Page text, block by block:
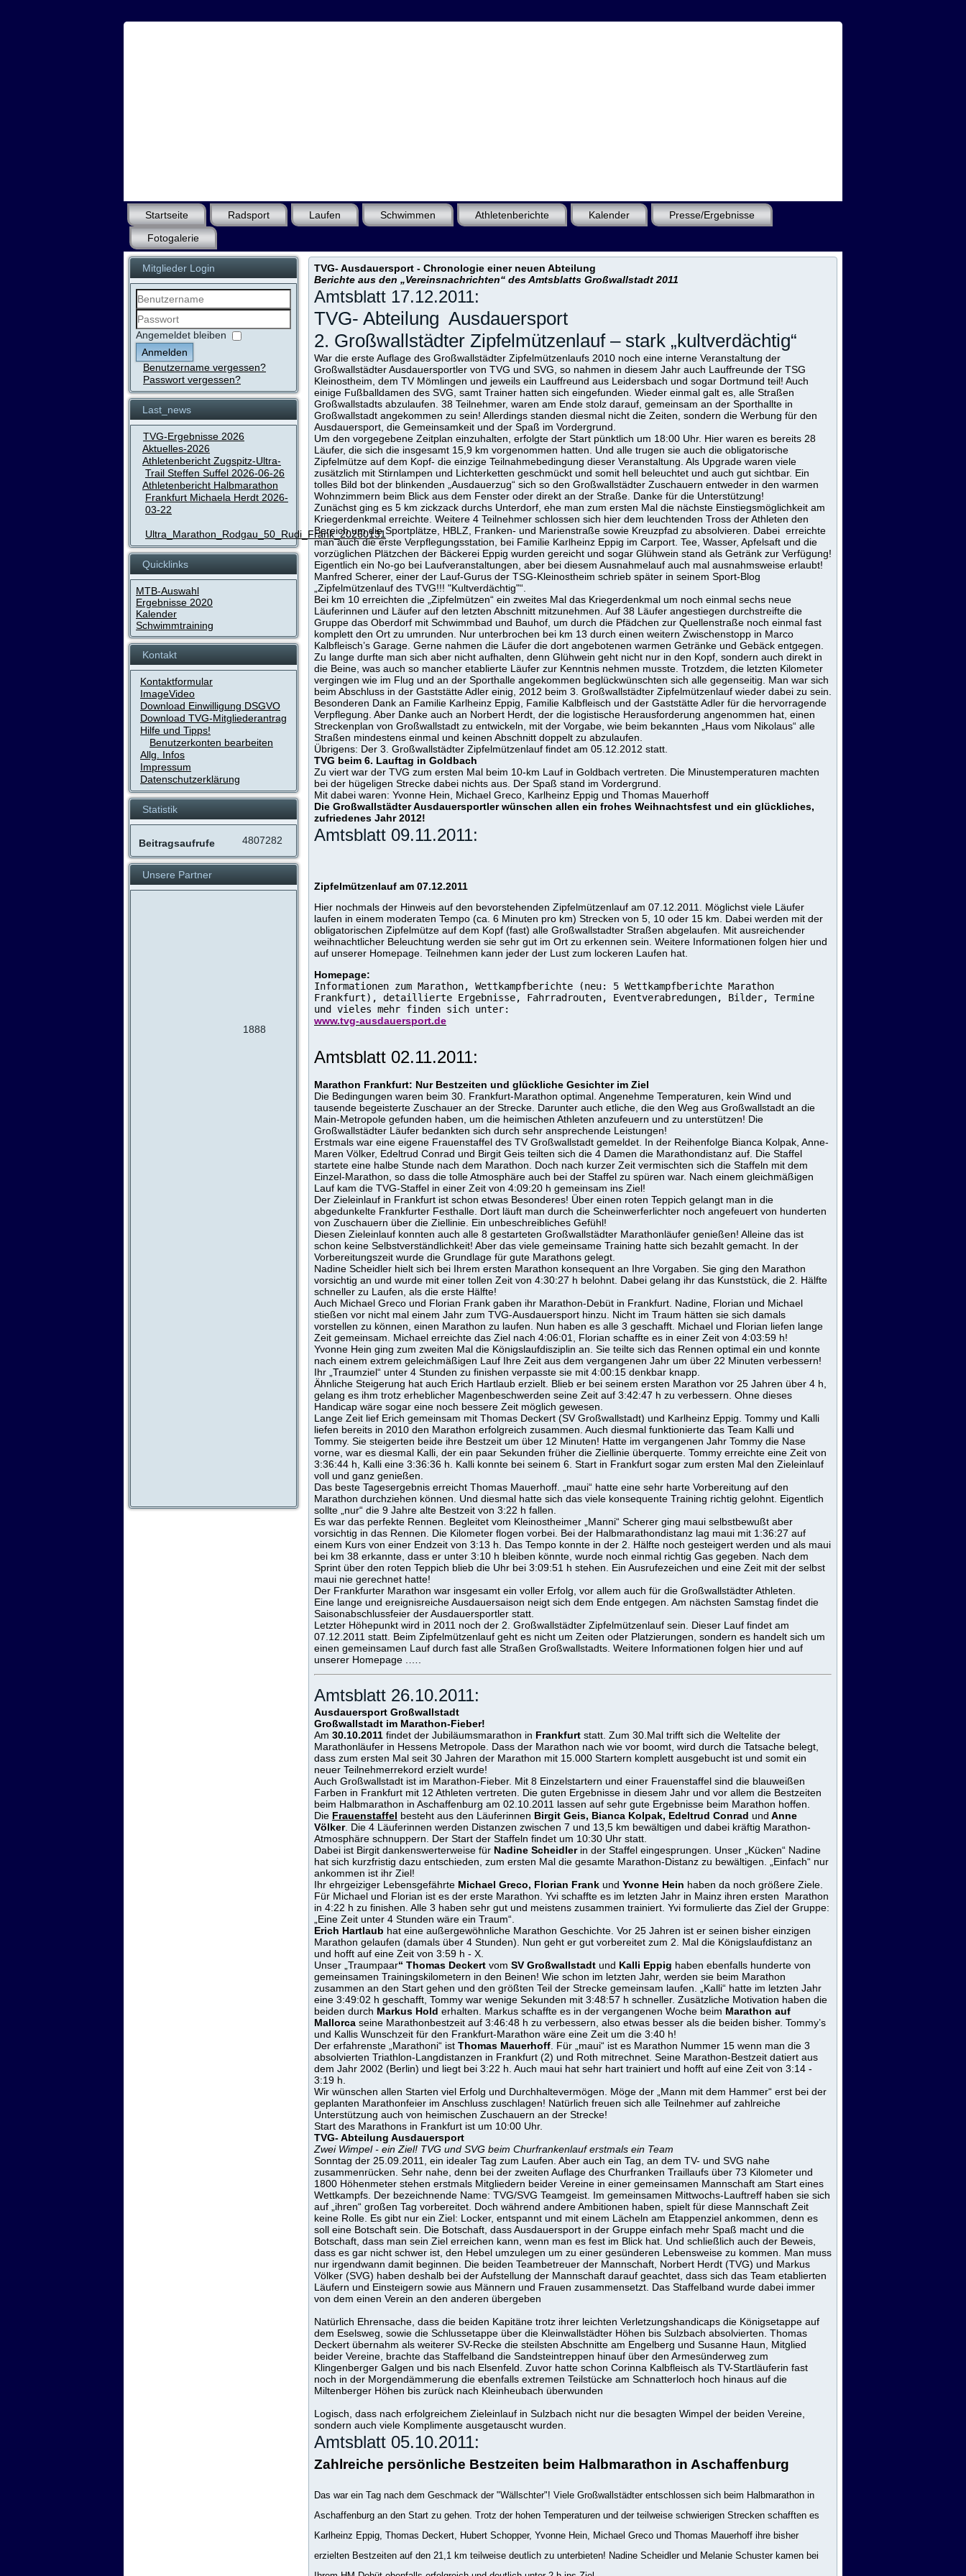
Startseite Radsport Laufen Schwimmen Athletenberichte Kalender
Presse/Ergebnisse
Fotogalerie
Mitglieder Login
Benutzername
Passwort
Angemeldet bleiben
Anmelden
Benutzername vergessen?
Passwort vergessen?
Last_news
TVG-Ergebnisse 2026
Aktuelles-2026
Athletenbericht Zugspitz-Ultra-
Trail Steffen Suffel 2026-06-26
Athletenbericht Halbmarathon
Frankfurt Michaela Herdt 2026-
03-22
Ultra_Marathon_Rodgau_50_Rudi_Frank_20260131
Quicklinks
MTB-Auswahl
Ergebnisse 2020
Kalender
Schwimmtraining
Kontakt
Kontaktformular
ImageVideo
Download Einwilligung DSGVO
Download TVG-Mitgliederantrag
Hilfe und Tipps!
Benutzerkonten bearbeiten
Allg. Infos
Impressum
Datenschutzerklärung
Statistik
Beitragsaufrufe 4807282
Unsere Partner
1888
TVG- Ausdauersport - Chronologie einer neuen Abteilung
Berichte aus den „Vereinsnachrichten“ des Amtsblatts Großwallstadt 2011
Amtsblatt 17.12.2011:
TVG- Abteilung Ausdauersport
2. Großwallstädter Zipfelmützenlauf – stark „kultverdächtig“
War die erste Auflage des Großwallstädter Zipfelmützenlaufs 2010 noch eine interne Veranstaltung der
Großwallstädter Ausdauersportler von TVG und SVG, so nahmen in diesem Jahr auch Lauffreunde der TSG
Kleinostheim, dem TV Mömlingen und jeweils ein Lauffreund aus Leidersbach und sogar Dortmund teil! Auch
einige Fußballdamen des SVG, samt Trainer hatten sich eingefunden. Wieder einmal galt es, alle Straßen
Großwallstadts abzulaufen. 38 Teilnehmer, waren am Ende stolz darauf, gemeinsam an der Sporthallte in
Großwallstadt angekommen zu sein! Allerdings standen diesmal nicht die Zeiten, sondern die Werbung für den
Ausdauersport, die Gemeinsamkeit und der Spaß im Vordergrund.
Um den vorgegebene Zeitplan einzuhalten, erfolgte der Start pünktlich um 18:00 Uhr. Hier waren es bereits 28
Läufer, die sich die insgesamt 15,9 km vorgenommen hatten. Und alle trugen sie auch die obligatorische
Zipfelmütze auf dem Kopf- die einzige Teilnahmebedingung dieser Veranstaltung. Als Upgrade waren viele
zusätzlich mit Stirnlampen und Lichterketten geschmückt und somit hell beleuchtet und auch gut sichtbar. Ein
tolles Bild bot der blinkenden „Ausdauerzug“ sich so den Großwallstädter Zuschauern entweder in den warmen
Wohnzimmern beim Blick aus dem Fenster oder direkt an der Straße. Danke für die Unterstützung!
Zunächst ging es 5 km zickzack durchs Unterdorf, ehe man zum ersten Mal die nächste Einstiegsmöglichkeit am
Kriegerdenkmal erreichte. Weitere 4 Teilnehmer schlossen sich hier dem leuchtenden Tross der Athleten den
Bereich um die Sportplätze, HBLZ, Franken- und Marienstraße sowie Kreuzpfad zu absolvieren. Dabei erreichte
man auch die erste Verpflegungsstation, bei Familie Karlheinz Eppig im Carport. Tee, Wasser, Apfelsaft und die
vorzüglichen Plätzchen der Bäckerei Eppig wurden gereicht und sogar Glühwein stand als Getränk zur Verfügung!
Eigentlich ein No-go bei Laufveranstaltungen, aber bei diesem Ausnahmelauf auch mal ausnahmsweise erlaubt!
Manfred Scherer, einer der Lauf-Gurus der TSG-Kleinostheim schrieb später in seinem Sport-Blog
„Zipfelmützenlauf des TVG!!! "Kultverdächtig"“.
Bei km 10 erreichten die „Zipfelmützen“ ein zweites Mal das Kriegerdenkmal um noch einmal sechs neue
Läuferinnen und Läufer auf den letzten Abschnitt mitzunehmen. Auf 38 Läufer angestiegen durchstreifte die
Gruppe das Oberdorf mit Schwimmbad und Bauhof, um durch die Pfädchen zur Quellenstraße noch einmal fast
komplett den Ort zu umrunden. Nur unterbrochen bei km 13 durch einen weitern Zwischenstopp in Marco
Kalbfleisch’s Garage. Gerne nahmen die Läufer die dort angebotenen warmen Getränke und Gebäck entgegen.
Zu lange durfte man sich aber nicht aufhalten, denn Glühwein geht nicht nur in den Kopf, sondern auch direkt in
die Beine, was auch so mancher etablierte Läufer zur Kenntnis nehmen musste. Trotzdem, die letzten Kilometer
vergingen wie im Flug und an der Sporthalle angekommen beglückwünschten sich alle gegenseitig. Man war sich
beim Abschluss in der Gaststätte Adler einig, 2012 beim 3. Großwallstädter Zipfelmützenlauf wieder dabei zu sein.
Besonderen Dank an Familie Karlheinz Eppig, Familie Kalbfleisch und der Gaststätte Adler für die hervorragende
Verpflegung. Aber Danke auch an Norbert Herdt, der die logistische Herausforderung angenommen hat, einen
Streckenplan von Großwallstadt zu entwickeln, mit der Vorgabe, wie beim bekannten „Haus vom Nikolaus“ alle
Straßen mindestens einmal und keinen Abschnitt doppelt zu abzulaufen.
Übrigens: Der 3. Großwallstädter Zipfelmützenlauf findet am 05.12.2012 statt.
TVG beim 6. Lauftag in Goldbach
Zu viert war der TVG zum ersten Mal beim 10-km Lauf in Goldbach vertreten. Die Minustemperaturen machten
bei der hügeligen Strecke dabei nichts aus. Der Spaß stand im Vordergrund.
Mit dabei waren: Yvonne Hein, Michael Greco, Karlheinz Eppig und Thomas Mauerhoff
Die Großwallstädter Ausdauersportler wünschen allen ein frohes Weihnachtsfest und ein glückliches,
zufriedenes Jahr 2012!
Amtsblatt 09.11.2011:
Zipfelmützenlauf am 07.12.2011
Hier nochmals der Hinweis auf den bevorstehenden Zipfelmützenlauf am 07.12.2011. Möglichst viele Läufer
laufen in einem moderaten Tempo (ca. 6 Minuten pro km) Strecken von 5, 10 oder 15 km. Dabei werden mit der
obligatorischen Zipfelmütze auf dem Kopf (fast) alle Großwallstadter Straßen abgelaufen. Mit ausreichender
weihnachtlicher Beleuchtung werden sie sehr gut im Ort zu erkennen sein. Weitere Informationen folgen hier und
auf unserer Homepage. Teilnehmen kann jeder der Lust zum lockeren Laufen hat.
Homepage:
Informationen zum Marathon, Wettkampfberichte (neu: 5 Wettkampfberichte Marathon
Frankfurt), detaillierte Ergebnisse, Fahrradrouten, Eventverabredungen, Bilder, Termine
und vieles mehr finden sich unter:
www.tvg-ausdauersport.de
Amtsblatt 02.11.2011:
Marathon Frankfurt: Nur Bestzeiten und glückliche Gesichter im Ziel
Die Bedingungen waren beim 30. Frankfurt-Marathon optimal. Angenehme Temperaturen, kein Wind und
tausende begeisterte Zuschauer an der Strecke. Darunter auch etliche, die den Weg aus Großwallstadt an die
Main-Metropole gefunden haben, um die heimischen Athleten anzufeuern und zu unterstützen! Die
Großwallstädter Läufer bedankten sich durch sehr ansprechende Leistungen!
Erstmals war eine eigene Frauenstaffel des TV Großwallstadt gemeldet. In der Reihenfolge Bianca Kolpak, Anne-
Maren Völker, Edeltrud Conrad und Birgit Geis teilten sich die 4 Damen die Marathondistanz auf. Die Staffel
startete eine halbe Stunde nach dem Marathon. Doch nach kurzer Zeit vermischten sich die Staffeln mit dem
Einzel-Marathon, so dass die tolle Atmosphäre auch bei der Staffel zu spüren war. Nach einem gleichmäßigen
Lauf kam die TVG-Staffel in einer Zeit von 4:09:20 h gemeinsam ins Ziel!
Der Zieleinlauf in Frankfurt ist schon etwas Besonderes! Über einen roten Teppich gelangt man in die
abgedunkelte Frankfurter Festhalle. Dort läuft man durch die Scheinwerferlichter noch angefeuert von hunderten
von Zuschauern über die Ziellinie. Ein unbeschreibliches Gefühl!
Diesen Zieleinlauf konnten auch alle 8 gestarteten Großwallstädter Marathonläufer genießen! Alleine das ist
schon keine Selbstverständlichkeit! Aber das viele gemeinsame Training hatte sich bezahlt gemacht. In der
Vorbereitungszeit wurde die Grundlage für gute Marathons gelegt.
Nadine Scheidler hielt sich bei Ihrem ersten Marathon konsequent an Ihre Vorgaben. Sie ging den Marathon
vorsichtig an und wurde mit einer tollen Zeit von 4:30:27 h belohnt. Dabei gelang ihr das Kunststück, die 2. Hälfte
schneller zu Laufen, als die erste Hälfte!
Auch Michael Greco und Florian Frank gaben ihr Marathon-Debüt in Frankfurt. Nadine, Florian und Michael
stießen vor nicht mal einem Jahr zum TVG-Ausdauersport hinzu. Nicht im Traum hätten sie sich damals
vorstellen zu können, einen Marathon zu laufen. Nun haben es alle 3 geschafft. Michael und Florian liefen lange
Zeit gemeinsam. Michael erreichte das Ziel nach 4:06:01, Florian schaffte es in einer Zeit von 4:03:59 h!
Yvonne Hein ging zum zweiten Mal die Königslaufdisziplin an. Sie teilte sich das Rennen optimal ein und konnte
nach einem extrem geleichmäßigen Lauf Ihre Zeit aus dem vergangenen Jahr um über 22 Minuten verbessern!
Ihr „Traumziel“ unter 4 Stunden zu finishen verpasste sie mit 4:00:15 denkbar knapp.
Ähnliche Steigerung hat auch Erich Hartlaub erzielt. Blieb er bei seinem ersten Marathon vor 25 Jahren über 4 h,
gelang es ihm trotz erheblicher Magenbeschwerden seine Zeit auf 3:42:47 h zu verbessern. Ohne dieses
Handicap wäre sogar eine noch bessere Zeit möglich gewesen.
Lange Zeit lief Erich gemeinsam mit Thomas Deckert (SV Großwallstadt) und Karlheinz Eppig. Tommy und Kalli
liefen bereits in 2010 den Marathon erfolgreich zusammen. Auch diesmal funktionierte das Team Kalli und
Tommy. Sie steigerten beide ihre Bestzeit um über 12 Minuten! Hatte im vergangenen Jahr Tommy die Nase
vorne, war es diesmal Kalli, der ein paar Sekunden früher die Ziellinie überquerte. Tommy erreichte eine Zeit von
3:36:44 h, Kalli eine 3:36:36 h. Kalli konnte bei seinem 6. Start in Frankfurt sogar zum ersten Mal den Zieleinlauf
voll und ganz genießen.
Das beste Tagesergebnis erreicht Thomas Mauerhoff. „maui“ hatte eine sehr harte Vorbereitung auf den
Marathon durchziehen können. Und diesmal hatte sich das viele konsequente Training richtig gelohnt. Eigentlich
sollte „nur“ die 9 Jahre alte Bestzeit von 3:22 h fallen.
Es war das perfekte Rennen. Begleitet vom Kleinostheimer „Manni“ Scherer ging maui selbstbewußt aber
vorsichtig in das Rennen. Die Kilometer flogen vorbei. Bei der Halbmarathondistanz lag maui mit 1:36:27 auf
einem Kurs von einer Endzeit von 3:13 h. Das Tempo konnte in der 2. Hälfte noch gesteigert werden und als maui
bei km 38 erkannte, dass er unter 3:10 h bleiben könnte, wurde noch einmal richtig Gas gegeben. Nach dem
Sprint über den roten Teppich blieb die Uhr bei 3:09:51 h stehen. Ein Ausrufezeichen und eine Zeit mit der selbst
maui nie gerechnet hatte!
Der Frankfurter Marathon war insgesamt ein voller Erfolg, vor allem auch für die Großwallstädter Athleten.
Eine lange und ereignisreiche Ausdauersaison neigt sich dem Ende entgegen. Am nächsten Samstag findet die
Saisonabschlussfeier der Ausdauersportler statt.
Letzter Höhepunkt wird in 2011 noch der 2. Großwallstädter Zipfelmützenlauf sein. Dieser Lauf findet am
07.12.2011 statt. Beim Zipfelmützenlauf geht es nicht um Zeiten oder Platzierungen, sondern es handelt sich um
einen gemeinsamen Lauf durch fast alle Straßen Großwallstadts. Weitere Informationen folgen hier und auf
unserer Homepage .….
Amtsblatt 26.10.2011:
Ausdauersport Großwallstadt
Großwallstadt im Marathon-Fieber!
Am 30.10.2011 findet der Jubiläumsmarathon in Frankfurt statt. Zum 30.Mal trifft sich die Weltelite der
Marathonläufer in Hessens Metropole. Dass der Marathon nach wie vor boomt, wird durch die Tatsache belegt,
dass zum ersten Mal seit 30 Jahren der Marathon mit 15.000 Startern komplett ausgebucht ist und somit ein
neuer Teilnehmerrekord erzielt wurde!
Auch Großwallstadt ist im Marathon-Fieber. Mit 8 Einzelstartern und einer Frauenstaffel sind die blauweißen
Farben in Frankfurt mit 12 Athleten vertreten. Die guten Ergebnisse in diesem Jahr und vor allem die Bestzeiten
beim Halbmarathon in Aschaffenburg am 02.10.2011 lassen auf sehr gute Ergebnisse beim Marathon hoffen.
Die Frauenstaffel besteht aus den Läuferinnen Birgit Geis, Bianca Kolpak, Edeltrud Conrad und Anne
Völker. Die 4 Läuferinnen werden Distanzen zwischen 7 und 13,5 km bewältigen und dabei kräftig Marathon-
Atmosphäre schnuppern. Der Start der Staffeln findet um 10:30 Uhr statt.
Dabei ist Birgit dankenswerterweise für Nadine Scheidlerin der Staffel eingesprungen. Unser „Kücken“ Nadine
hat sich kurzfristig dazu entschieden, zum ersten Mal die gesamte Marathon-Distanz zu bewältigen. „Einfach“ nur
ankommen ist ihr Ziel!
Ihr ehrgeiziger Lebensgefährte Michael Greco, Florian Frank und Yvonne Hein haben da noch größere Ziele.
Für Michael und Florian ist es der erste Marathon. Yvi schaffte es im letzten Jahr in Mainz ihren ersten Marathon
in 4:22 h zu finishen. Alle 3 haben sehr gut und meistens zusammen trainiert. Yvi formulierte das Ziel der Gruppe:
„Eine Zeit unter 4 Stunden wäre ein Traum“.
Erich Hartlaub hat eine außergewöhnliche Marathon Geschichte. Vor 25 Jahren ist er seinen bisher einzigen
Marathon gelaufen (damals über 4 Stunden). Nun geht er gut vorbereitet zum 2. Mal die Königslaufdistanz an
und hofft auf eine Zeit von 3:59 h - X.
Unser „Traumpaar“ Thomas Deckert vom SV Großwallstadt und Kalli Eppig haben ebenfalls hunderte von
gemeinsamen Trainingskilometern in den Beinen! Wie schon im letzten Jahr, werden sie beim Marathon
zusammen an den Start gehen und den größten Teil der Strecke gemeinsam laufen. „Kalli“ hatte im letzten Jahr
eine 3:49:02 h geschafft, Tommy war wenige Sekunden mit 3:48:57 h schneller. Zusätzliche Motivation haben die
beiden durch Markus Hold erhalten. Markus schaffte es in der vergangenen Woche beim Marathon auf
Mallorca seine Marathonbestzeit auf 3:46:48 h zu verbessern, also etwas besser als die beiden bisher. Tommy’s
und Kallis Wunschzeit für den Frankfurt-Marathon wäre eine Zeit um die 3:40 h!
Der erfahrenste „Marathoni“ ist Thomas Mauerhoff . Für „maui“ ist es Marathon Nummer 15 wenn man die 3
absolvierten Triathlon-Langdistanzen in Frankfurt (2) und Roth mitrechnet. Seine Marathon-Bestzeit datiert aus
dem Jahr 2002 (Berlin) und liegt bei 3:22 h. Auch maui hat sehr hart trainiert und hofft auf eine Zeit von 3:14 -
3:19 h.
Wir wünschen allen Starten viel Erfolg und Durchhaltevermögen. Möge der „Mann mit dem Hammer“ erst bei der
geplanten Marathonfeier im Anschluss zuschlagen! Natürlich freuen sich alle Teilnehmer auf zahlreiche
Unterstützung auch von heimischen Zuschauern an der Strecke!
Start des Marathons in Frankfurt ist um 10:00 Uhr.
TVG- Abteilung Ausdauersport
Zwei Wimpel - ein Ziel! TVG und SVG beim Churfrankenlauf erstmals ein Team
Sonntag der 25.09.2011, ein idealer Tag zum Laufen. Aber auch ein Tag, an dem TV- und SVG nahe
zusammenrücken. Sehr nahe, denn bei der zweiten Auflage des Churfranken Traillaufs über 73 Kilometer und
1800 Höhenmeter stehen erstmals Mitgliedern beider Vereine in einer gemeinsamen Mannschaft am Start eines
Wettkampfs. Der bezeichnende Name: TVG/SVG Teamgeist. Im gemeinsamen Mittwochs-Lauftreff haben sie sich
auf „ihren“ großen Tag vorbereitet. Doch während andere Ambitionen haben, spielt für diese Mannschaft Zeit
keine Rolle. Es gibt nur ein Ziel: Locker, entspannt und mit einem Lächeln am Etappenziel ankommen, denn es
soll eine Botschaft sein. Die Botschaft, dass Ausdauersport in der Gruppe einfach mehr Spaß macht und die
Botschaft, dass man sein Ziel erreichen kann, wenn man es fest im Blick hat. Und schließlich auch der Beweis,
dass es gar nicht schwer ist, den Hebel umzulegen um zu einer gesünderen Lebensweise zu kommen. Man muss
nur irgendwann damit beginnen. Die beiden Teambetreuer der Mannschaft, Norbert Herdt (TVG) und Markus
Völker (SVG) haben deshalb bei der Aufstellung der Mannschaft darauf geachtet, dass sich das Team etablierten
Läufern und Einsteigern sowie aus Männern und Frauen zusammensetzt. Das Staffelband wurde dabei immer
von dem einen Verein an den anderen übergeben
Natürlich Ehrensache, dass die beiden Kapitäne trotz ihrer leichten Verletzungshandicaps die Königsetappe auf
dem Eselsweg, sowie die Schlussetappe über die Kleinwallstädter Höhen bis Sulzbach absolvierten. Thomas
Deckert übernahm als weiterer SV-Recke die steilsten Abschnitte am Engelberg und Susanne Haun, Mitglied
beider Vereine, brachte das Staffelband die Sandsteintreppen hinauf über den Armesünderweg zum
Klingenberger Galgen und bis nach Elsenfeld. Zuvor hatte schon Corinna Kalbfleisch als TV-Startläuferin fast
noch in der Morgendämmerung die ebenfalls extremen Teilstücke am Schnatterloch hoch hinaus auf die
Miltenberger Höhen bis zurück nach Kleinheubach überwunden
Logisch, dass nach erfolgreichem Zieleinlauf in Sulzbach nicht nur die besagten Wimpel der beiden Vereine,
sondern auch viele Komplimente ausgetauscht wurden.
Amtsblatt 05.10.2011:
Zahlreiche persönliche Bestzeiten beim Halbmarathon in Aschaffenburg
Das war ein Tag nach dem Geschmack der "Wällschter"! Viele Großwallstädter entschlossen sich beim Halbmarathon in
Aschaffenburg an den Start zu gehen. Trotz der hohen Temperaturen und der teilweise schwierigen Strecken schafften es
Karlheinz Eppig, Thomas Deckert, Hubert Schopper, Yvonne Hein, Michael Greco und Thomas Mauerhoff ihre bisher
erzielten Bestzeiten auf den 21,1 km teilweise deutlich zu unterbieten! Nadine Scheidler und Melanie Schuster kamen bei